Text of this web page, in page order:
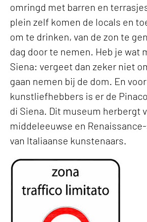
omringd met barren en
plein zelf komen de locals en
om te drinken, van de zon te
dag door te nemen. Heb je wat
Siena: vergeet dan zeker niet
gaan nemen bij de dom. En
kunstliefhebbers is er de
di Siena. Dit museum herbergt
middeleeuwse en
van Italiaanse kunstenaars.